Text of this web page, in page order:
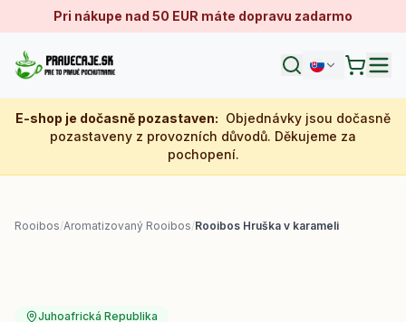
Pri nákupe nad 50 EUR máte dopravu zadarmo
E-shop je dočasně pozastaven: Objednávky jsou dočasně
pozastaveny z provozních důvodů. Děkujeme za
pochopení.
Rooibos/Aromatizovaný Rooibos/Rooibos Hruška v karameli
Juhoafrická Republika